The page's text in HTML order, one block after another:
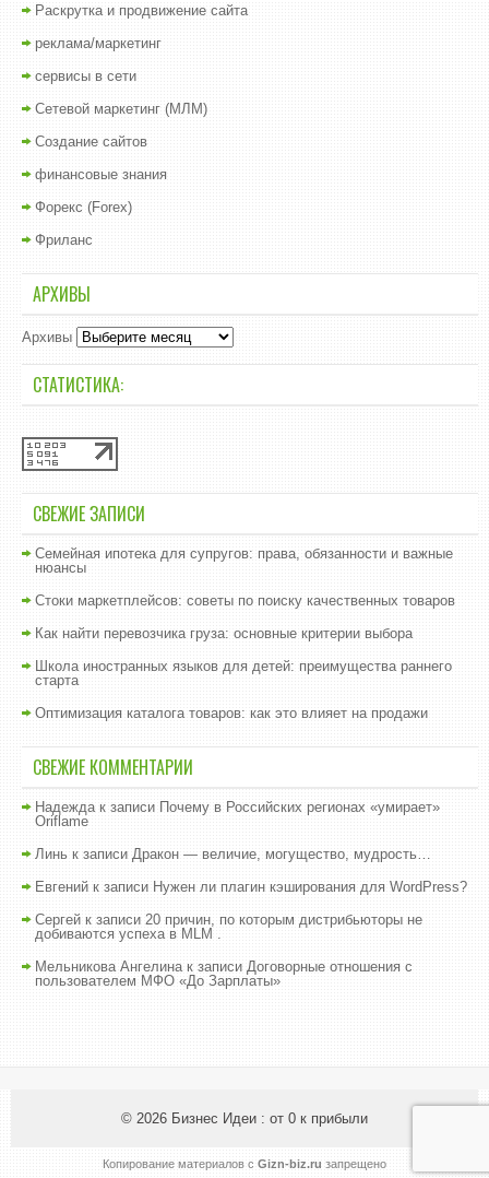
Раскрутка и продвижение сайта
реклама/маркетинг
сервисы в сети
Сетевой маркетинг (МЛМ)
Создание сайтов
финансовые знания
Форекс (Forex)
Фриланс
АРХИВЫ
Архивы
СТАТИСТИКА:
СВЕЖИЕ ЗАПИСИ
Семейная ипотека для супругов: права, обязанности и важные
нюансы
Стоки маркетплейсов: советы по поиску качественных товаров
Как найти перевозчика груза: основные критерии выбора
Школа иностранных языков для детей: преимущества раннего
старта
Оптимизация каталога товаров: как это влияет на продажи
СВЕЖИЕ КОММЕНТАРИИ
Надеждак записи Почему в Российских регионах «умирает»
Oriflame
Линь к записи Дракон — величие, могущество, мудрость…
Евгений к записи Нужен ли плагин кэширования для WordPress?
Сергей к записи 20 причин, по которым дистрибьюторы не
добиваются успеха в MLM .
Мельникова Ангелинак записи Договорные отношения с
пользователем МФО «До Зарплаты»
© 2026 Бизнес Идеи : от 0 к прибыли
Копирование материалов с Gizn-biz.ru запрещено